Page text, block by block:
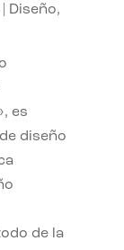
Diseño,
es
diseño
de la